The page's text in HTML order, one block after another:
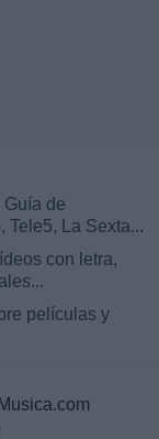
Guía de
Tele5, La Sexta...
con letra,
películas y